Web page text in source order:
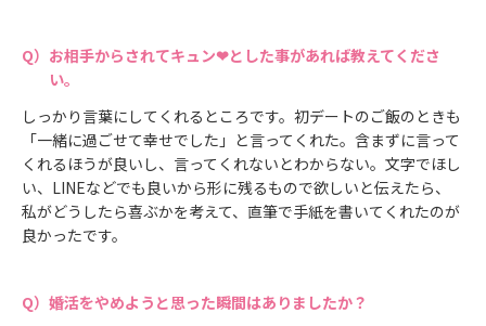
お相手からされてキュン❤とした事があれば教えてくださ
い。
しっかり言葉にしてくれるところです。初デートのご飯のときも
「一緒に過ごせて幸せでした」と言ってくれた。含まずに言って
くれるほうが良いし、言ってくれないとわからない。文字でほし
い、LINEなどでも良いから形に残るもので欲しいと伝えたら、
私がどうしたら喜ぶかを考えて、直筆で手紙を書いてくれたのが
良かったです。
婚活をやめようと思った瞬間はありましたか？